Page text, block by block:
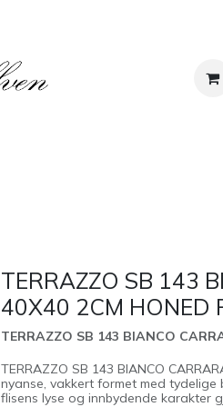
TERRAZZO SB 143
40X40 2CM HONED
TERRAZZO SB 143 BIANCO
TERRAZZO SB 143 BIANCO
nyanse, vakkert formet med
flisens lyse og innbydende karakter